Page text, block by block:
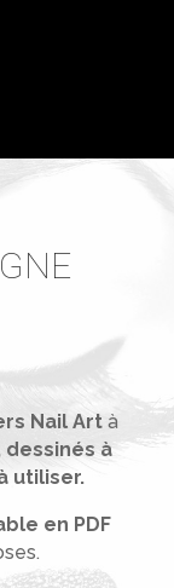
Nail Art à
dessinés à
utiliser.
en PDF